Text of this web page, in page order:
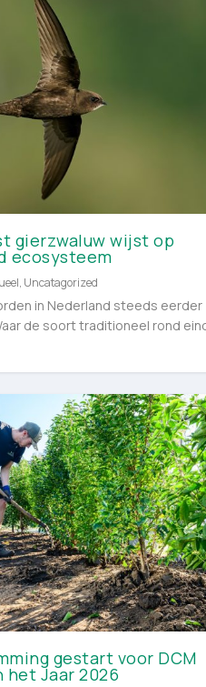
gierzwaluw wijst op
ecosysteem
, Uncatagorized
in Nederland steeds eerder
de soort traditioneel rond
gestart voor DCM
het Jaar 2026